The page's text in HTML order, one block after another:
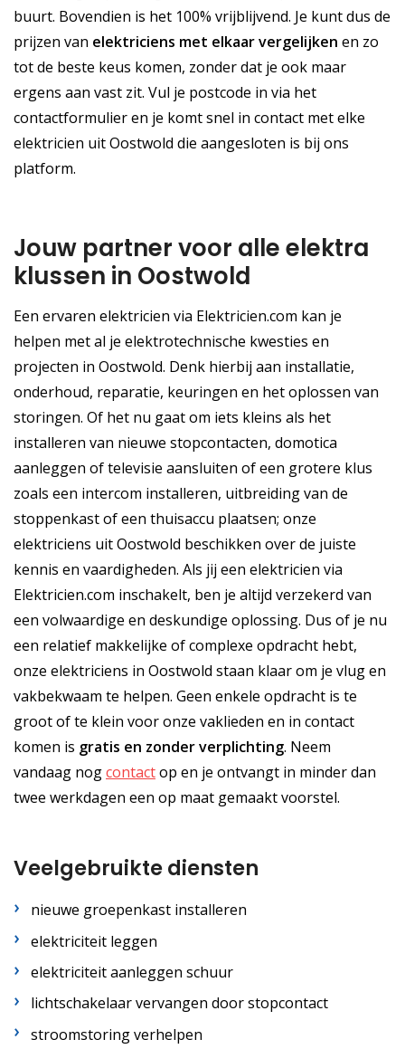
buurt. Bovendien is het 100% vrijblijvend. Je kunt dus de
prijzen van elektriciens met elkaar vergelijken en zo
tot de beste keus komen, zonder dat je ook maar
ergens aan vast zit. Vul je postcode in via het
contactformulier en je komt snel in contact met elke
elektricien uit Oostwold die aangesloten is bij ons
platform.
Jouw partner voor alle elektra
klussen in Oostwold
Een ervaren elektricien via Elektricien.com kan je
helpen met al je elektrotechnische kwesties en
projecten in Oostwold. Denk hierbij aan installatie,
onderhoud, reparatie, keuringen en het oplossen van
storingen. Of het nu gaat om iets kleins als het
installeren van nieuwe stopcontacten, domotica
aanleggen of televisie aansluiten of een grotere klus
zoals een intercom installeren, uitbreiding van de
stoppenkast of een thuisaccu plaatsen; onze
elektriciens uit Oostwold beschikken over de juiste
kennis en vaardigheden. Als jij een elektricien via
Elektricien.com inschakelt, ben je altijd verzekerd van
een volwaardige en deskundige oplossing. Dus of je nu
een relatief makkelijke of complexe opdracht hebt,
onze elektriciens in Oostwold staan klaar om je vlug en
vakbekwaam te helpen. Geen enkele opdracht is te
groot of te klein voor onze vaklieden en in contact
komen is gratis en zonder verplichting. Neem
vandaag nogcontactop en je ontvangt in minder dan
twee werkdagen een op maat gemaakt voorstel.
Veelgebruikte diensten
nieuwe groepenkast installeren
elektriciteit leggen
elektriciteit aanleggen schuur
lichtschakelaar vervangen door stopcontact
stroomstoring verhelpen